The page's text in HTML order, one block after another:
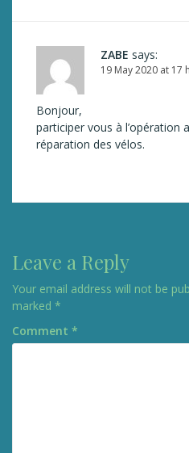
ZABE says:
19 May 2020 at 17
Bonjour,
participer vous à l’opération
réparation des vélos.
Leave a Reply
Your email address will not be
marked *
Comment *